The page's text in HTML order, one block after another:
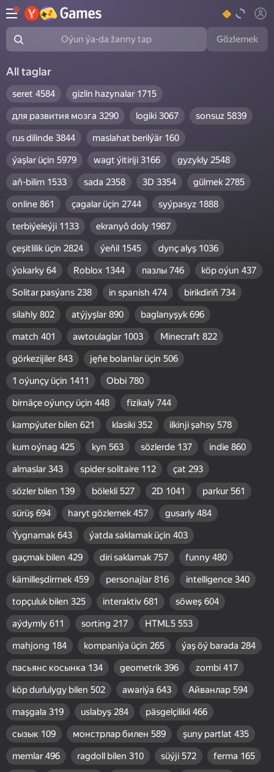
Oýun ýa-da žanny tap Gözlemek
All taglar
seret 4584 gizlin hazynalar 1715
для развития мозга 3290 logiki 3067 sonsuz 5839
rus dilinde 3844 maslahat berilýär 160
ýaşlar üçin 5979 wagt ýitiriji 3166 gyzykly 2548
aň-bilim 1533 sada 2358 3D 3354 gülmek 2785
online 861 çagalar üçin 2744 syýpasyz 1888
terbiýeleýji 1133 ekranyô doly 1987
çeşitlilik üçin 2824 ýeňil 1545 dynç alyş 1036
ýokarky 64 Roblox 1344 пазлы 746 köp oýun 437
Solitar pasýans 238 in spanish 474 birikdiriň 734
silahly 802 atýjyşlar 890 baglanyşyk 696
match 401 awtoulaglar 1003 Minecraft 822
görkezijiler 843 jęňe bolanlar üçin 506
1 oýunçy üçin 1411 Obbi 780
birnäçe oýunçy üçin 448 fizikaly 744
kampýuter bilen 621 klasiki 352 ilkinji şahsy 578
kum oýnag 425 kyn 563 sözlerde 137 indie 860
almaslar 343 spider solitaire 112 çat 293
sözler bilen 139 bölekli 527 2D 1041 parkur 561
sürüş 694 haryt gözlemek 457 gusarly 484
Ýygnamak 643 ýatda saklamak üçin 403
gaçmak bilen 429 diri saklamak 757 funny 480
kämilleşdirmek 459 personajlar 816 intelligence 340
topçuluk bilen 325 interaktiv 681 söweş 604
aýdymly 611 sorting 217 HTML5 553
mahjong 184 kompaniýa üçin 265 ýaş öý barada 284
пасьянс косынка 134 geometrik 396 zombi 417
köp durlulygy bilen 502 awariýa 643 Айванлар 594
maşgala 319 uslabyş 284 päsgelçilikli 466
сызык 109 монстрлар билен 589 şuny partlat 435
memlar 496 ragdoll bilen 310 süýji 572 ferma 165